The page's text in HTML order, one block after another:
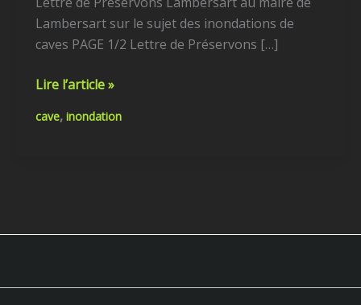
Lambersart sur le sujet des inondations de
caves PAGE 1/2 Lettre de Préservons […]
Lire l’article »
cave, inondation